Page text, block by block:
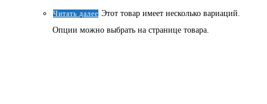
Читать далее Этот товар имеет несколько вариаций.
Опции можно выбрать на странице товара.